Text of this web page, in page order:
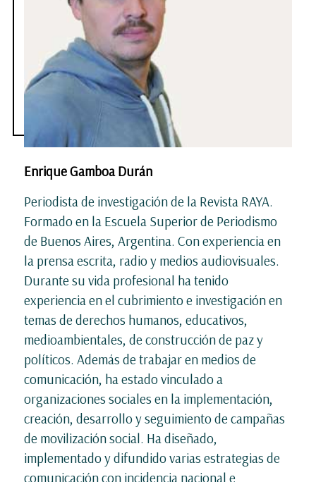
Enrique Gamboa Durán
Periodista de investigación de la Revista RAYA.
Formado en la Escuela Superior de Periodismo
de Buenos Aires, Argentina. Con experiencia en
la prensa escrita, radio y medios audiovisuales.
Durante su vida profesional ha tenido
experiencia en el cubrimiento e investigación en
temas de derechos humanos, educativos,
medioambientales, de construcción de paz y
políticos. Además de trabajar en medios de
comunicación, ha estado vinculado a
organizaciones sociales en la implementación,
creación, desarrollo y seguimiento de campañas
de movilización social. Ha diseñado,
implementado y difundido varias estrategias de
comunicación con incidencia nacional e